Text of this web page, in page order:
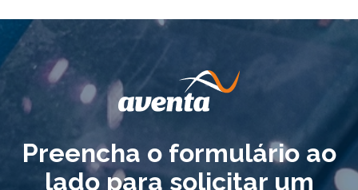
Preencha o formulário ao
lado para solicitar um